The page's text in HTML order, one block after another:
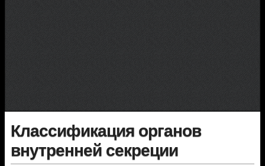
Классификация органов
внутренней секреции